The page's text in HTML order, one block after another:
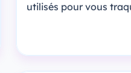
utilisés pour vous